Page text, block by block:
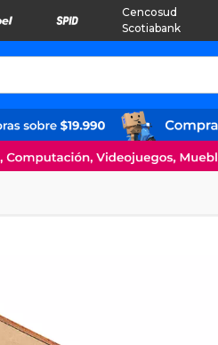
Cencosud
Scotiabank